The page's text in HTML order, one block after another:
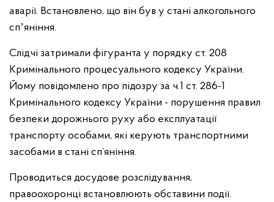
аварії. Встановлено, що він був у стані алкогольного
спʼяніння.
Слідчі затримали фігуранта у порядку ст. 208
Кримінального процесуального кодексу України.
Йому повідомлено про підозру за ч.1 ст. 286-1
Кримінального кодексу України - порушення правил
безпеки дорожнього руху або експлуатації
транспорту особами, які керують транспортними
засобами в стані сп’яніння.
Проводиться досудове розслідування,
правоохоронці встановлюють обставини події.